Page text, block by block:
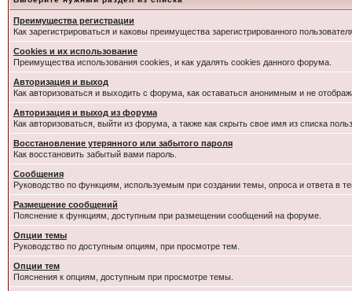
Преимущества регистрации
Как зарегистрироваться и каковы преимущества зарегистрированного
Cookies и их использование
Преимущества использования cookies, и как удалять cookies данного форума.
Авторизация и выход
Как авторизоваться и выходить с форума, как оставаться анонимным и не
Авторизация и выход из форума
Как авторизоваться, выйти из форума, а также как скрыть свое имя из списка
Восстановление утерянного или забытого пароля
Как восстановить забытый вами пароль.
Сообщения
Руководство по функциям, используемым при создании темы, опроса и ответа в
Размещение сообщений
Пояснение к функциям, доступным при размещении сообщений на форуме.
Опции темы
Руководство по доступным опциям, при просмотре тем.
Опции тем
Пояснения к опциям, доступным при просмотре темы.